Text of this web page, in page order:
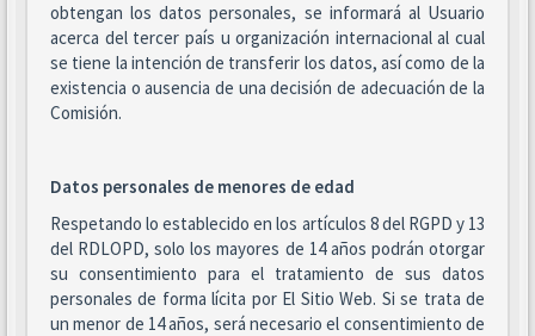
obtengan los datos personales, se informará al Usuario
acerca del tercer país u organización internacional al cual
se tiene la intención de transferir los datos, así como de la
existencia o ausencia de una decisión de adecuación de la
Comisión.
Datos personales de menores de edad
Respetando lo establecido en los artículos 8 del RGPD y 13
del RDLOPD, solo los mayores de 14 años podrán otorgar
su consentimiento para el tratamiento de sus datos
personales de forma lícita por El Sitio Web. Si se trata de
un menor de 14 años, será necesario el consentimiento de